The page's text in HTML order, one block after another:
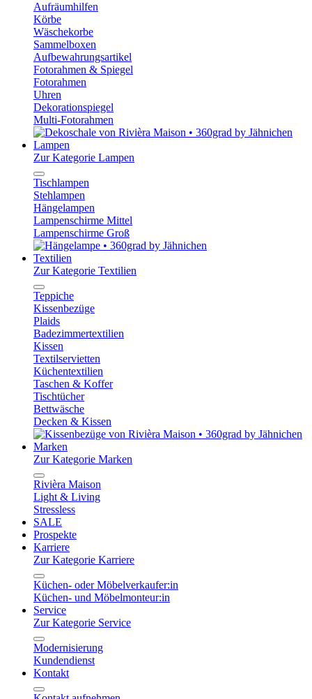
Aufräumhilfen
Körbe
Wäschekorbe
Sammelboxen
Aufbewahrungsartikel
Fotorahmen & Spiegel
Fotorahmen
Uhren
Dekorationspiegel
Multi-Fotorahmen
Lampen
Zur Kategorie Lampen
Tischlampen
Stehlampen
Hängelampen
Lampenschirme Mittel
Lampenschirme Groß
Textilien
Zur Kategorie Textilien
Teppiche
Kissenbezüge
Plaids
Badezimmertextilien
Kissen
Textilservietten
Küchentextilien
Taschen & Koffer
Tischtücher
Bettwäsche
Decken & Kissen
Marken
Zur Kategorie Marken
Rivièra Maison
Light & Living
Stressless
SALE
Prospekte
Karriere
Zur Kategorie Karriere
Küchen- oder Möbelverkaufer:in
Küchen- und Möbelmonteur:in
Service
Zur Kategorie Service
Modernisierung
Kundendienst
Kontakt